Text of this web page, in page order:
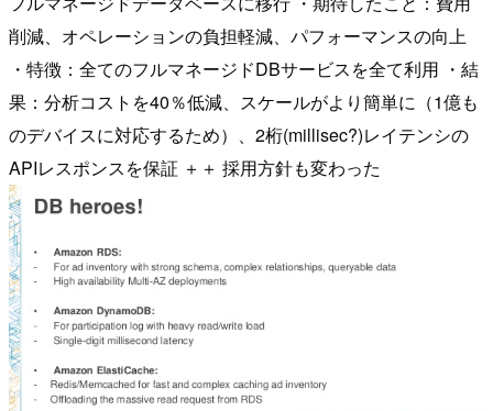
削減、オペレーションの負担軽減、パフォーマンスの向上
・特徴：全てのフルマネージドDBサービスを全て利用 ・結
果：分析コストを40％低減、スケールがより簡単に（1億も
のデバイスに対応するため）、2桁(millisec?)レイテンシの
APIレスポンスを保証 ＋＋ 採用方針も変わった